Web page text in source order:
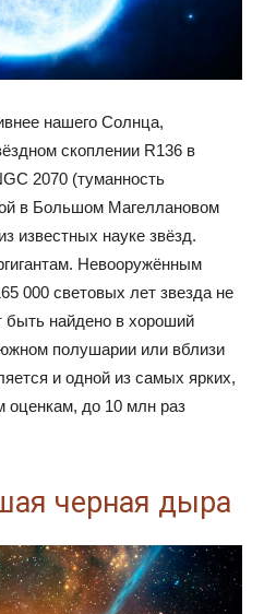
нашего Солнца,
скоплении R136 в
2070 (туманность
в Большом Магеллановом
известных науке звёзд.
Невооружённым
000 световых лет звезда не
быть найдено в хороший
полушарии или вблизи
и одной из самых ярких,
оценкам, до 10 млн раз
черная дыра